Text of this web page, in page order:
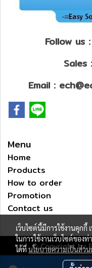
Follow us
Email :
Menu
Home
Products
How to order
Promotion
Contact us
© Copyright by
ผู้เข้
เว็บไซต์นี้มีการใช้งานคุก
ในการใช้งานเว็บไซต์ของ
ได้ที่นโยบายความเป็นส่ว